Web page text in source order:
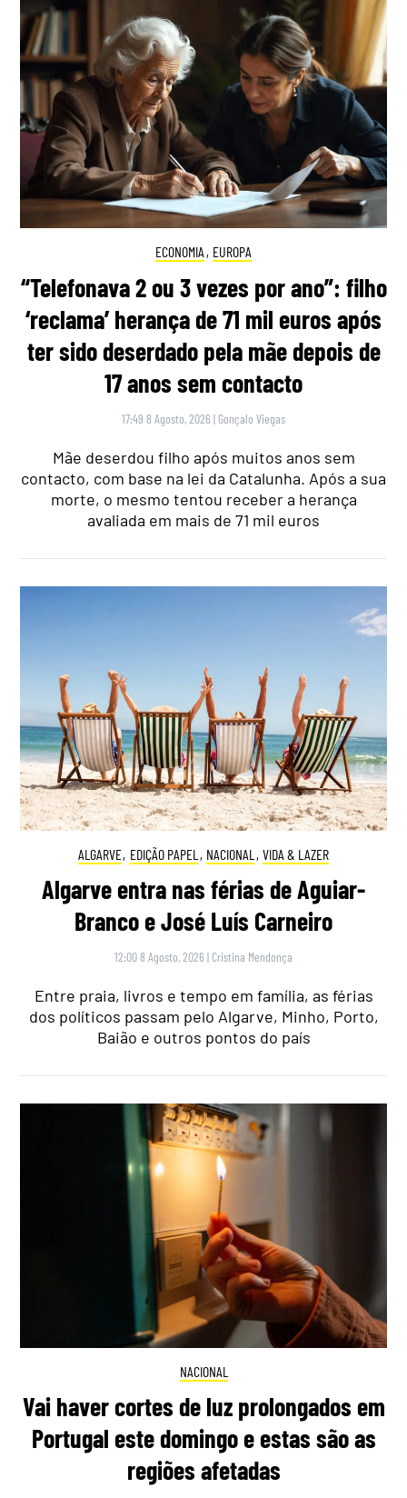
ECONOMIA , EUROPA
“Telefonava 2 ou 3 vezes por ano”: filho
‘reclama’ herança de 71 mil euros após
ter sido deserdado pela mãe depois de
17 anos sem contacto
17:49 8 Agosto, 2026 | Gonçalo Viegas
Mãe deserdou filho após muitos anos sem
contacto, com base na lei da Catalunha. Após a sua
morte, o mesmo tentou receber a herança
avaliada em mais de 71 mil euros
ALGARVE, EDIÇÃO PAPEL , NACIONAL , VIDA & LAZER
Algarve entra nas férias de Aguiar-
Branco e José Luís Carneiro
12:00 8 Agosto, 2026 | Cristina Mendonça
Entre praia, livros e tempo em família, as férias
dos políticos passam pelo Algarve, Minho, Porto,
Baião e outros pontos do país
NACIONAL
Vai haver cortes de luz prolongados em
Portugal este domingo e estas são as
regiões afetadas